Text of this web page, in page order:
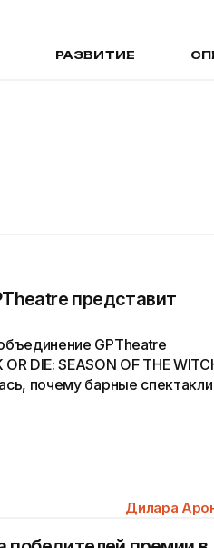
РАЗВИТИЕ
представит
GPTheatre
DIE: SEASON OF THE
почему барные
Дилара